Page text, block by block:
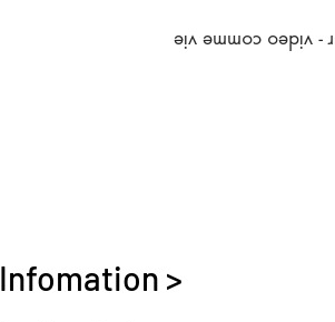
art comme amour
Infomation >